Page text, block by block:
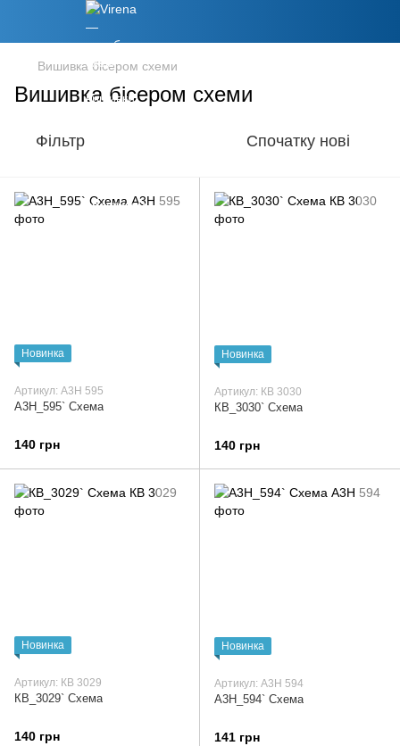
Вишивка бісером схеми
Вишивка бісером схеми
Фільтр Спочатку нові
Новинка
Артикул: А3Н 595
А3Н_595` Схема
140 грн
Новинка
Артикул: КВ 3030
КВ_3030` Схема
140 грн
Новинка
Артикул: КВ 3029
КВ_3029` Схема
140 грн
Новинка
Артикул: А3Н 594
А3Н_594` Схема
141 грн